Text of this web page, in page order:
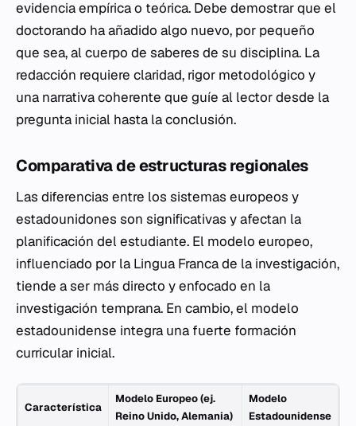
evidencia empírica o teórica. Debe demostrar que el
doctorando ha añadido algo nuevo, por pequeño
que sea, al cuerpo de saberes de su disciplina. La
redacción requiere claridad, rigor metodológico y
una narrativa coherente que guíe al lector desde la
pregunta inicial hasta la conclusión.
Comparativa de estructuras regionales
Las diferencias entre los sistemas europeos y
estadounidones son significativas y afectan la
planificación del estudiante. El modelo europeo,
influenciado por la Lingua Francade la investigación,
tiende a ser más directo y enfocado en la
investigación temprana. En cambio, el modelo
estadounidense integra una fuerte formación
curricular inicial.
Característica
Modelo Europeo (ej.
Reino Unido, Alemania)
Modelo
Estadounidense